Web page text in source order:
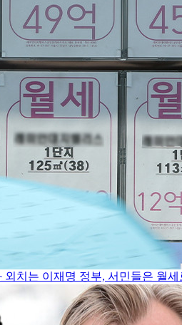
치는 이재명 정부, 서민들은 월